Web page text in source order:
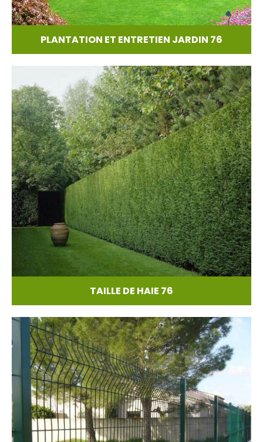
PLANTATION ET ENTRETIEN JARDIN 76
TAILLE DE HAIE 76